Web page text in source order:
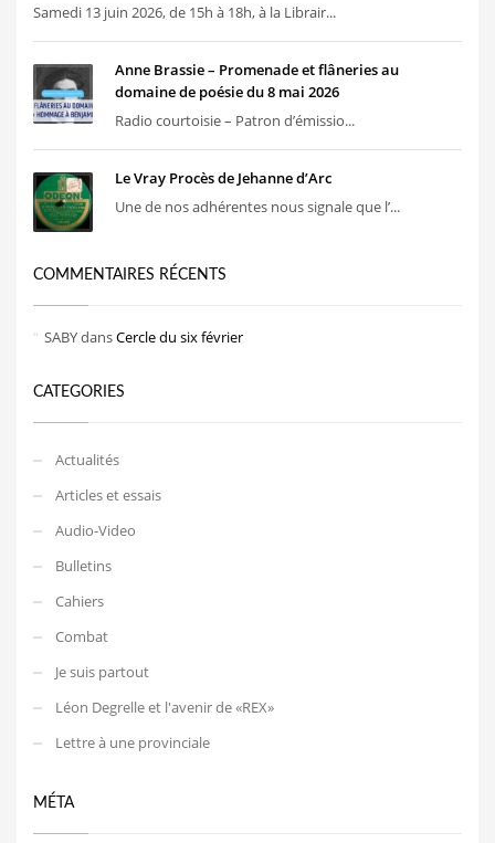
Samedi 13 juin 2026, de 15h à 18h, à la Librair...
Anne Brassie – Promenade et flâneries au
domaine de poésie du 8 mai 2026
Radio courtoisie – Patron d’émissio...
Le Vray Procès de Jehanne d’Arc
Une de nos adhérentes nous signale que l’...
COMMENTAIRES RÉCENTS
SABYdansCercle du six février
CATEGORIES
Actualités
Articles et essais
Audio-Video
Bulletins
Cahiers
Combat
Je suis partout
Léon Degrelle et l'avenir de «REX»
Lettre à une provinciale
MÉTA